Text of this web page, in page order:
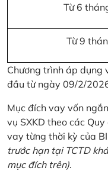
Từ 6
Từ 9
Chương trình áp dụng
đầu từ ngày 09/2/
Mục đích vay vốn
vụ SXKD theo các
vay từng thời kỳ của
trước hạn tại TCTD
mục đích trên).